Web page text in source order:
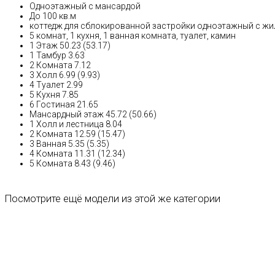
Одноэтажный с мансардой
До 100 кв.м
коттедж для сблокированной застройки одноэтажный с
5 комнат, 1 кухня, 1 ванная комната, туалет, камин
1 Этаж 50.23 (53.17)
1 Тамбур 3.63
2 Комната 7.12
3 Холл 6.99 (9.93)
4 Туалет 2.99
5 Кухня 7.85
6 Гостиная 21.65
Мансардный этаж 45.72 (50.66)
1 Холл и лестница 8.04
2 Комната 12.59 (15.47)
3 Ванная 5.35 (5.35)
4 Комната 11.31 (12.34)
5 Комната 8.43 (9.46)
Посмотрите ещё модели из этой же категории